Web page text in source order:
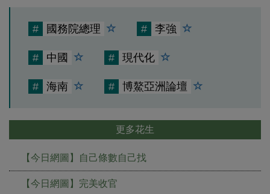
# 國務院總理 # 李強
# 中國 # 現代化
# 海南 # 博鰲亞洲論壇
更多花生
【今日網圖】自己條數自己找
【今日網圖】完美收官